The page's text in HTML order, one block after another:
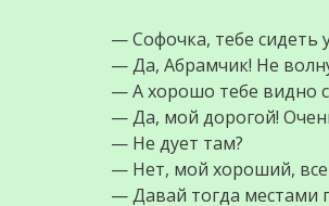
— Софочка, тебе сидеть
— Да, Абрамчик! Не
— А хорошо тебе видно с
— Да, мой дорогой!
— Не дует там?
— Нет, мой хороший, все
— Давай тогда местами